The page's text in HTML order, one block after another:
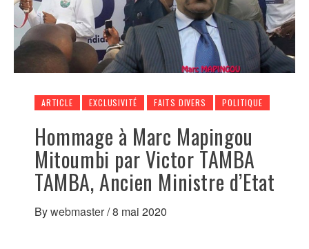
ARTICLE EXCLUSIVITÉ FAITS DIVERS POLITIQUE
Hommage à Marc Mapingou
Mitoumbi par Victor TAMBA
TAMBA, Ancien Ministre d’Etat
Bywebmaster/8 mai 2020